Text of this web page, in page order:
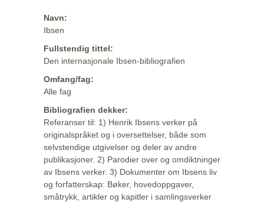
Navn:
Ibsen
Fullstendig tittel:
Den internasjonale Ibsen-bibliografien
Omfang/fag:
Alle fag
Bibliografien dekker:
Referanser til: 1) Henrik Ibsens verker på
originalspråket og i oversettelser, både som
selvstendige utgivelser og deler av andre
publikasjoner. 2) Parodier over og omdiktninger
av Ibsens verker. 3) Dokumenter om Ibsens liv
og forfatterskap: Bøker, hovedoppgaver,
småtrykk, artikler og kapitler i samlingsverker